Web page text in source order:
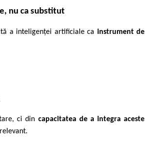
nu ca substitut
a inteligenței artificiale ca instrument de
ci din capacitatea de a integra aceste